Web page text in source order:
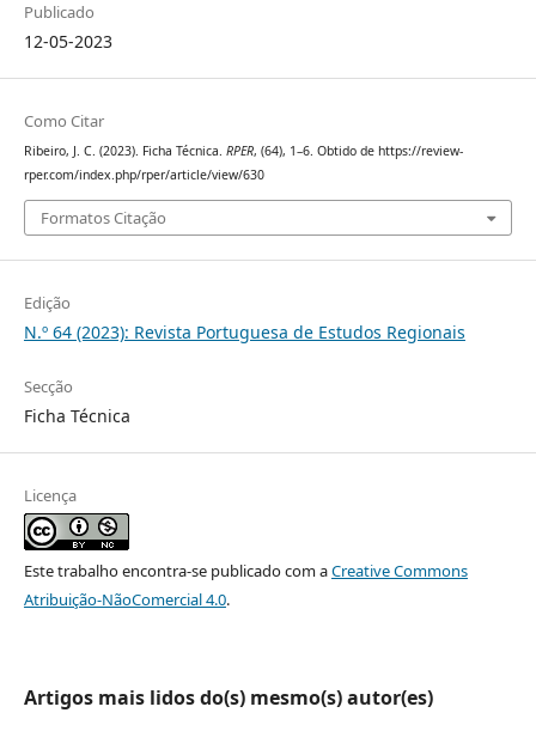
Publicado
12-05-2023
Como Citar
Ribeiro, J. C. (2023). Ficha Técnica. RPER, (64), 1–6. Obtido de https://review-
rper.com/index.php/rper/article/view/630
Formatos Citação
Edição
N.º 64 (2023): Revista Portuguesa de Estudos Regionais
Secção
Ficha Técnica
Licença
Este trabalho encontra-se publicado com aCreative Commons
Atribuição-NãoComercial 4.0.
Artigos mais lidos do(s) mesmo(s) autor(es)